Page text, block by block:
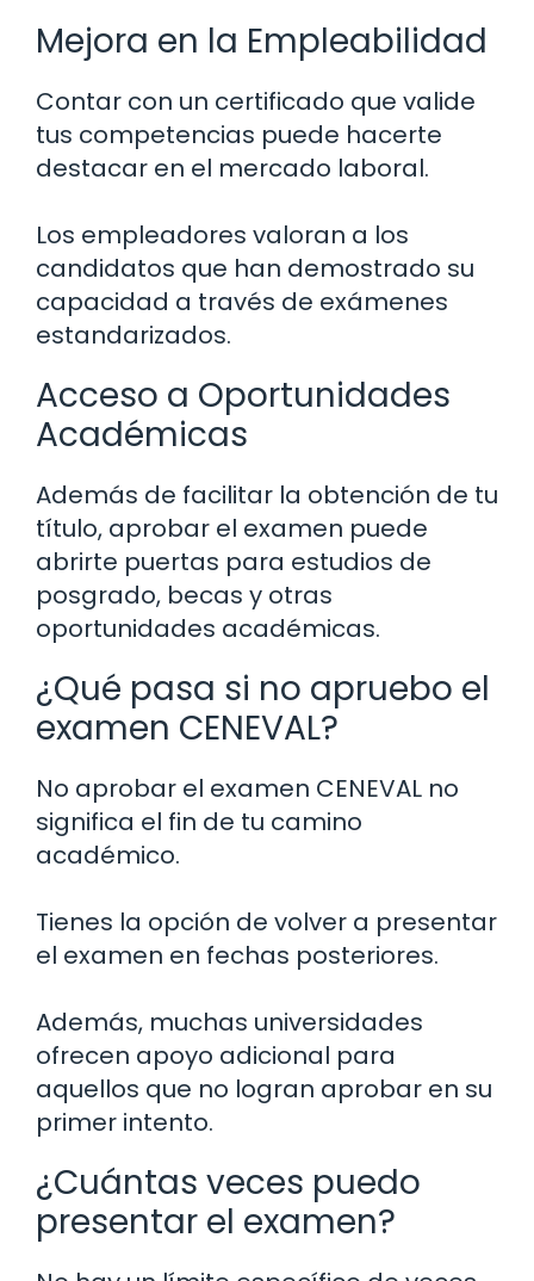
Mejora en la Empleabilidad
Contar con un certificado que valide
tus competencias puede hacerte
destacar en el mercado laboral.
Los empleadores valoran a los
candidatos que han demostrado su
capacidad a través de exámenes
estandarizados.
Acceso a Oportunidades
Académicas
Además de facilitar la obtención de tu
título, aprobar el examen puede
abrirte puertas para estudios de
posgrado, becas y otras
oportunidades académicas.
¿Qué pasa si no apruebo el
examen CENEVAL?
No aprobar el examen CENEVAL no
significa el fin de tu camino
académico.
Tienes la opción de volver a presentar
el examen en fechas posteriores.
Además, muchas universidades
ofrecen apoyo adicional para
aquellos que no logran aprobar en su
primer intento.
¿Cuántas veces puedo
presentar el examen?